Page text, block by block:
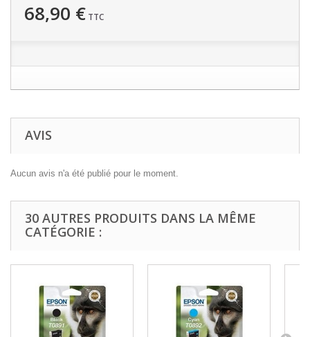
68,90 € TTC
AVIS
Aucun avis n'a été publié pour le moment.
30 AUTRES PRODUITS DANS LA MÊME
CATÉGORIE :